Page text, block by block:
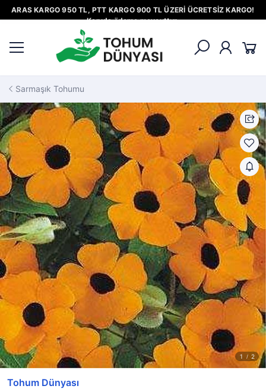
ARAS KARGO 950 TL, PTT KARGO 900 TL ÜZERİ ÜCRETSİZ KARGO!
Kapıda ödeme mevcuttur.
Sarmaşık Tohumu
Tohum Dünyası